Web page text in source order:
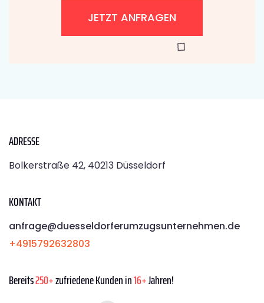
JETZT ANFRAGEN
ADRESSE
Bolkerstraße 42, 40213 Düsseldorf
KONTAKT
anfrage@duesseldorferumzugsunternehmen.de
+4915792632803
Bereits250+zufriedene Kunden in16+Jahren!